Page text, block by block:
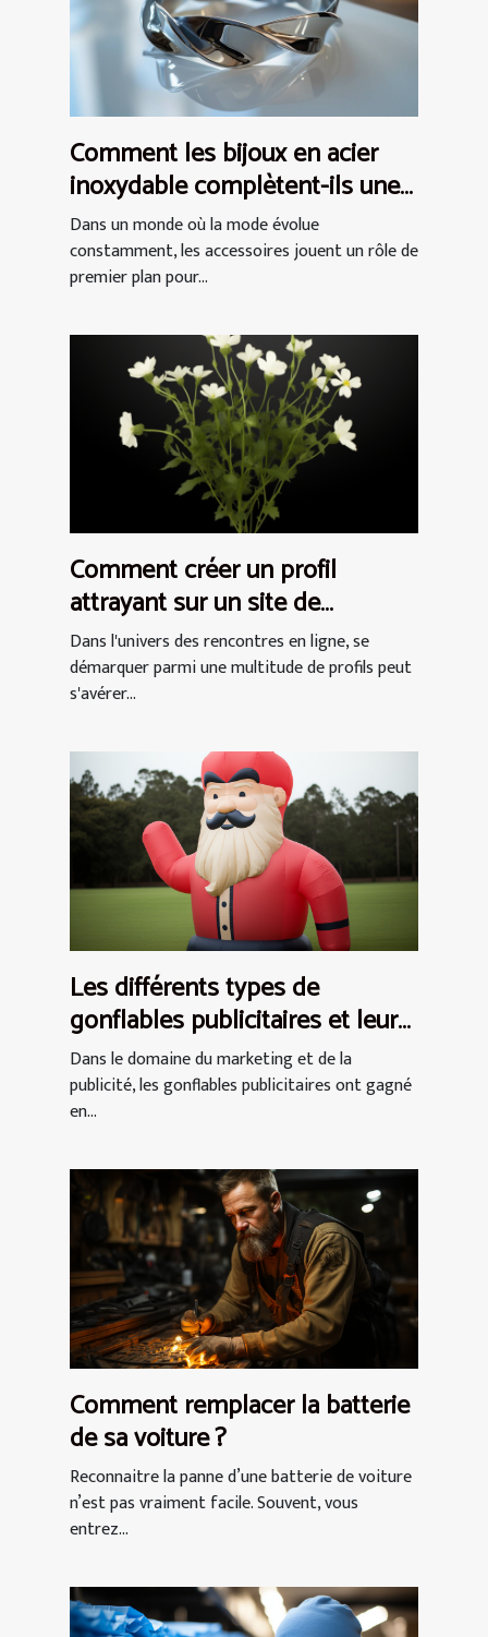
Comment les bijoux en acier
inoxydable complètent-ils une
tenue ?
Dans un monde où la mode évolue
constamment, les accessoires jouent un rôle de
premier plan pour...
Comment créer un profil
attrayant sur un site de
rencontres pour femmes
Dans l'univers des rencontres en ligne, se
démarquer parmi une multitude de profils peut
s'avérer...
Les différents types de
gonflables publicitaires et leurs
utilisations
Dans le domaine du marketing et de la
publicité, les gonflables publicitaires ont gagné
en...
Comment remplacer la batterie
de sa voiture ?
Reconnaitre la panne d’une batterie de voiture
n’est pas vraiment facile. Souvent, vous
entrez...